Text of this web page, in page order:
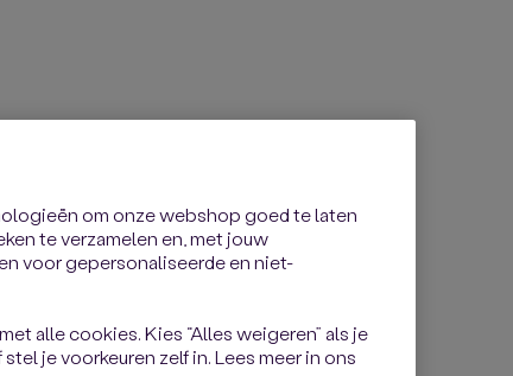
om onze webshop goed te laten
te verzamelen en, met jouw
voor gepersonaliseerde en niet-
alle cookies. Kies “Alles weigeren” als je
je voorkeuren zelf in. Lees meer in ons